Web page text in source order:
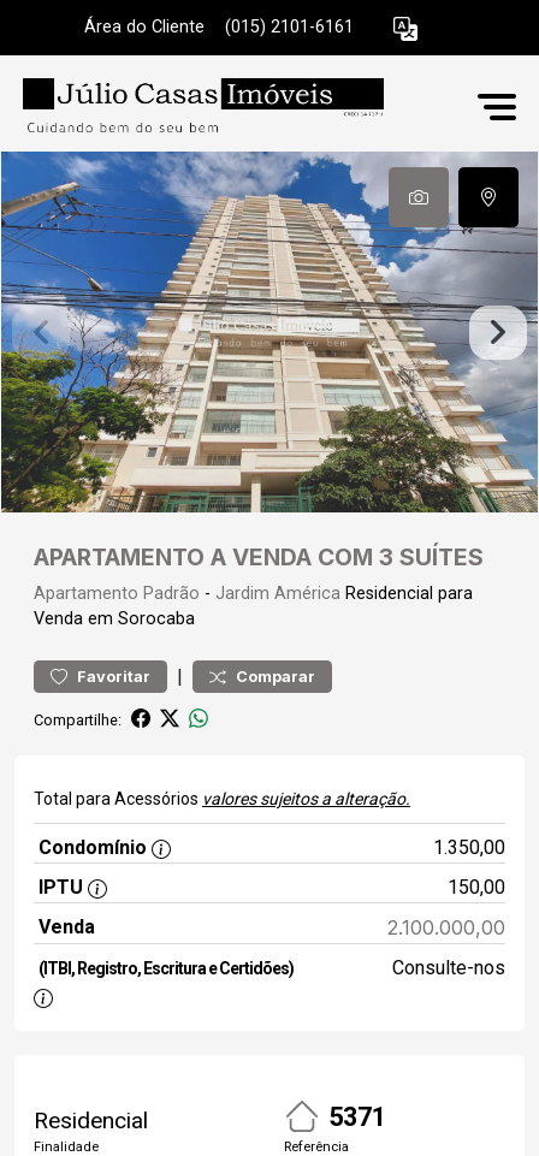
Área do Cliente (015) 2101-6161
APARTAMENTO A VENDA COM 3 SUÍTES
Apartamento Padrão - Jardim América Residencial para
Venda em Sorocaba
Favoritar | Comparar
Compartilhe:
Total para Acessórios valores sujeitos a alteração.
Condomínio
1.350,00
IPTU
150,00
Venda
2.100.000,00
(ITBI, Registro, Escritura e Certidões) Consulte-nos
Residencial
Finalidade
5371
Referência